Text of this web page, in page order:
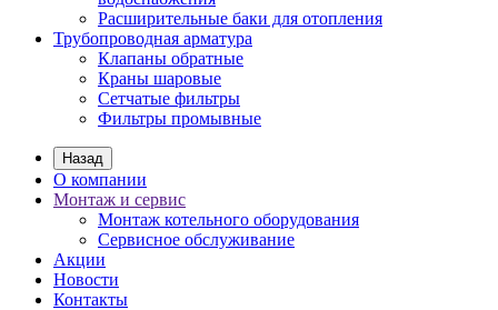
Расширительные баки для отопления
Трубопроводная арматура
Клапаны обратные
Краны шаровые
Сетчатые фильтры
Фильтры промывные
Назад
О компании
Монтаж и сервис
Монтаж котельного оборудования
Сервисное обслуживание
Акции
Новости
Контакты